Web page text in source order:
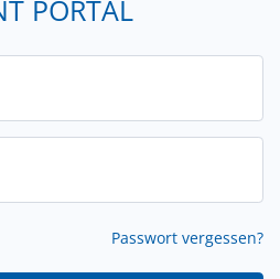
PORTAL
Passwort vergessen?